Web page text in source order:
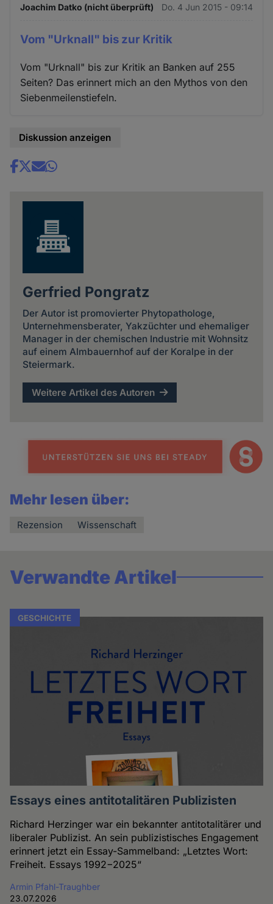
Joachim Datko (nicht überprüft) Do. 4 Jun 2015 - 09:14
Vom "Urknall" bis zur Kritik
Vom "Urknall" bis zur Kritik an Banken auf 255
Seiten? Das erinnert mich an den Mythos von den
Siebenmeilenstiefeln.
Diskussion anzeigen
Share
Gerfried Pongratz
Der Autor ist promovierter Phytopathologe,
Unternehmensberater, Yakzüchter und ehemaliger
Manager in der chemischen Industrie mit Wohnsitz
auf einem Almbauernhof auf der Koralpe in der
Steiermark.
Weitere Artikel des Autoren
Mehr lesen über:
Rezension Wissenschaft
Verwandte Artikel
GESCHICHTE
Essays eines antitotalitären Publizisten
Richard Herzinger war ein bekannter antitotalitärer und
liberaler Publizist. An sein publizistisches Engagement
erinnert jetzt ein Essay-Sammelband: „Letztes Wort:
Freiheit. Essays 1992−2025“
Armin Pfahl-Traughber
23.07.2026